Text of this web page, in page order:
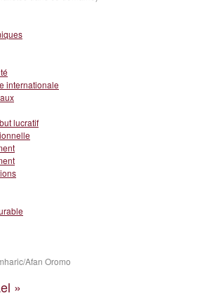
internationale
lucratif
Afan Oromo
»